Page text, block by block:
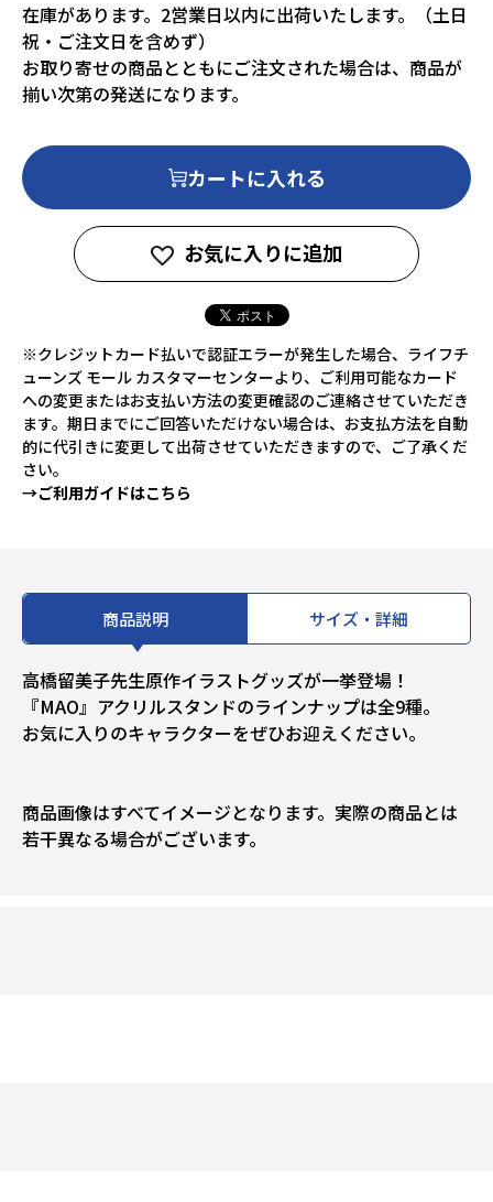
在庫があります。2営業日以内に出荷いたします。（土日
祝・ご注文日を含めず）
お取り寄せの商品とともにご注文された場合は、商品が
揃い次第の発送になります。
カートに入れる
お気に入りに追加
※クレジットカード払いで認証エラーが発生した場合、ライフチ
ューンズ モール カスタマーセンターより、ご利用可能なカード
への変更またはお支払い方法の変更確認のご連絡させていただき
ます。期日までにご回答いただけない場合は、お支払方法を自動
的に代引きに変更して出荷させていただきますので、ご了承くだ
さい。
→ご利用ガイドはこちら
商品説明 サイズ・詳細
高橋留美子先生原作イラストグッズが一挙登場！
『MAO』アクリルスタンドのラインナップは全9種。
お気に入りのキャラクターをぜひお迎えください。
商品画像はすべてイメージとなります。実際の商品とは
若干異なる場合がございます。